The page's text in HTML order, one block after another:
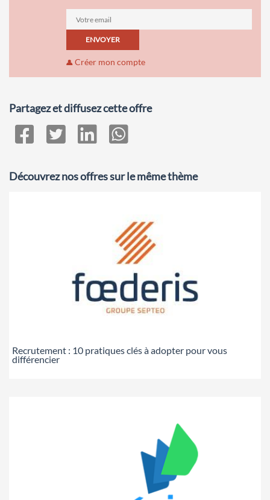
ENVOYER
Créer mon compte
Partagez et diffusez cette offre
Découvrez nos offres sur le même thème
Recrutement : 10 pratiques clés à adopter pour vous
différencier